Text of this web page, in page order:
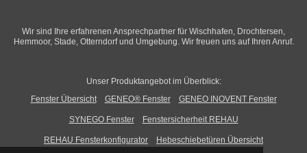
Wir sind Ihre erfahrenen Ansprechpartner für Wischhafen, Drochtersen,
Hemmoor, Stade, Otterndorf und Umgebung. Wir freuen uns auf Ihren Anruf.
Unser Produktangebot im Überblick:
Fenster Übersicht
GENEO® Fenster GENEO INOVENT Fenster
SYNEGO Fenster Fenstersicherheit REHAU
REHAU Fensterkonfigurator Hebeschiebetüren Übersicht